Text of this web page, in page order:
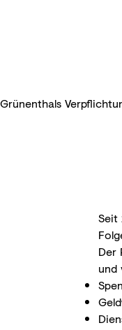
Grünenthals
Seit
Der
und